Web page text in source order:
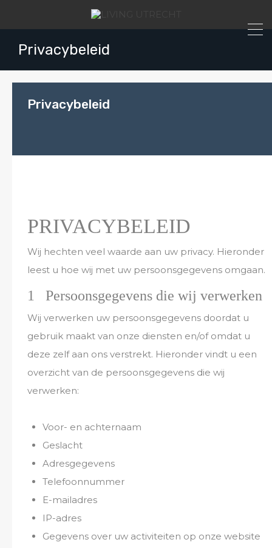
Privacybeleid
Privacybeleid
PRIVACYBELEID
Wij hechten veel waarde aan uw privacy. Hieronder
leest u hoe wij met uw persoonsgegevens omgaan.
1 Persoonsgegevens die wij verwerken
Wij verwerken uw persoonsgegevens doordat u
gebruik maakt van onze diensten en/of omdat u
deze zelf aan ons verstrekt. Hieronder vindt u een
overzicht van de persoonsgegevens die wij
verwerken:
Voor- en achternaam
Geslacht
Adresgegevens
Telefoonnummer
E-mailadres
IP-adres
Gegevens over uw activiteiten op onze website